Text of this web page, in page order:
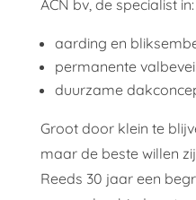
ACN bv, de specialist in:
aarding en
permanente
duurzame
Groot door klein te
maar de beste willen
Reeds 30 jaar een